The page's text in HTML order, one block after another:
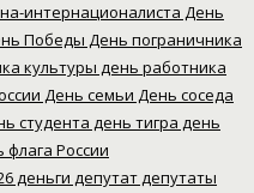
интернационалиста День
Победы День пограничника
культуры день работника
День семьи День соседа
студента день тигра день
флага России
деньги депутатдепутаты